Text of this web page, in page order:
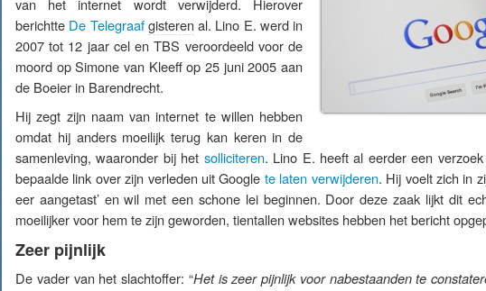
van het internet wordt verwijderd. Hierover
berichtte De Telegraaf gisteren al. Lino E. werd in
2007 tot 12 jaar cel en TBS veroordeeld voor de
moord op Simone van Kleeff op 25 juni 2005 aan
de Boeier in Barendrecht.
Hij zegt zijn naam van internet te willen hebben
omdat hij anders moeilijk terug kan keren in de
samenleving, waaronder bij het solliciteren. Lino E. heeft al eerder een
bepaalde link over zijn verleden uit Google te laten verwijderen. Hij voelt zich in
eer aangetast’ en wil met een schone lei beginnen. Door deze zaak lijkt dit
moeilijker voor hem te zijn geworden, tientallen websites hebben het bericht
Zeer pijnlijk
De vader van het slachtoffer: “Het is zeer pijnlijk voor nabestaanden te